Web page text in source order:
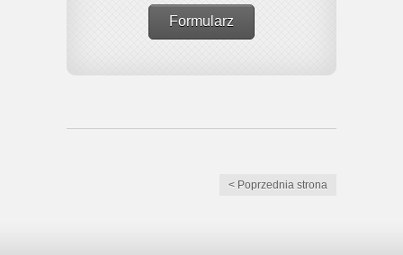
Formularz
< Poprzednia strona